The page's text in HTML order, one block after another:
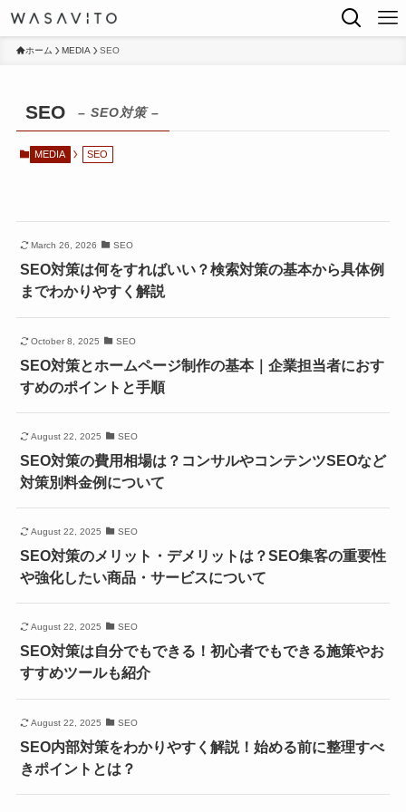
ホーム MEDIA SEO
SEO – SEO対策 –
MEDIA SEO
March 26, 2026 SEO
SEO対策は何をすればいい？検索対策の基本から具体例
までわかりやすく解説
October 8, 2025 SEO
SEO対策とホームページ制作の基本｜企業担当者におす
すめのポイントと手順
August 22, 2025 SEO
SEO対策の費用相場は？コンサルやコンテンツSEOなど
対策別料金例について
August 22, 2025 SEO
SEO対策のメリット・デメリットは？SEO集客の重要性
や強化したい商品・サービスについて
August 22, 2025 SEO
SEO対策は自分でもできる！初心者でもできる施策やお
すすめツールも紹介
August 22, 2025 SEO
SEO内部対策をわかりやすく解説！始める前に整理すべ
きポイントとは？